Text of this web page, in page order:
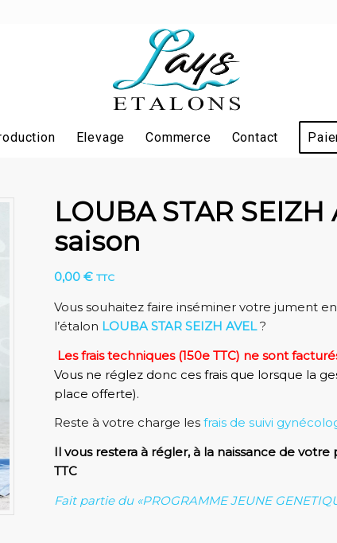
Elevage Commerce Contact
LOUBA STAR
saison
0,00€ TTC
Vous souhaitez faire inséminer votre jument
l’étalon LOUBA STAR SEIZH AVEL?
Les frais techniques (150e TTC) ne sont
Vous ne réglez donc ces frais que lorsque la
place offerte).
Reste à votre charge lesfrais de suivi
Il vous restera à régler, à la naissance de
TTC
Fait partie du «PROGRAMME JEUNE